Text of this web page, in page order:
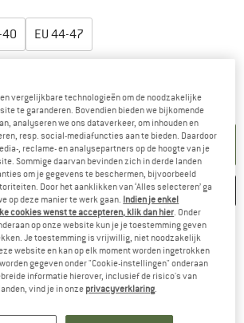
EU 44-47
De link wordt geopend in een infovak en bevat
IN DE WINKELMAND
VERGELIJKEN
vanaf € 69 (NL)Vind hier de
Vind de betalingsinformatie hier!
klanten
vergelijkbare technologieën om de noodzakelijke
te garanderen. Bovendien bieden we bijkomende
analyseren we ons dataverkeer, om inhouden en
resp. social-mediafuncties aan te bieden. Daardoor
, reclame- en analysepartners op de hoogte van je
Sommige daarvan bevinden zich in derde landen
om je gegevens te beschermen, bijvoorbeeld
Door het aanklikken van ‘Alles selecteren’ ga
op deze manier te werk gaan. Indien je enkel
cookies wenst te accepteren, klik dan hier . Onder
op onze website kun je je toestemming geven
Je toestemming is vrijwillig, niet noodzakelijk
website en kan op elk moment worden ingetrokken
gegeven onder "Cookie-instellingen" onderaan
informatie hierover, inclusief de risico's van
vind je in onze privacyverklaring